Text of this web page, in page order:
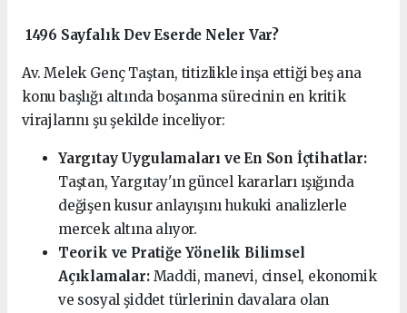
1496 Sayfalık Dev Eserde Neler Var?
Av. Melek Genç Taştan, titizlikle inşa ettiği beş ana
konu başlığı altında boşanma sürecinin en kritik
virajlarını şu şekilde inceliyor:
Yargıtay Uygulamaları ve En Son İçtihatlar:
Taştan, Yargıtay'ın güncel kararları ışığında
değişen kusur anlayışını hukuki analizlerle
mercek altına alıyor.
Teorik ve Pratiğe Yönelik Bilimsel
Açıklamalar:Maddi, manevi, cinsel, ekonomik
ve sosyal şiddet türlerinin davalara olan